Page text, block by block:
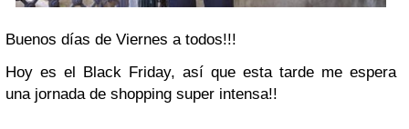
Buenos días de Viernes a todos!!!
Hoy es el Black Friday, así que esta tarde me espera
una jornada de shopping super intensa!!